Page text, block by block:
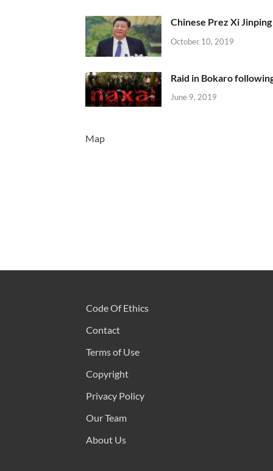
Chinese Prez Xi
October 10, 2019
Raid in Bokaro
June 9, 2019
Map
Code Of Ethics
Contact
Terms of Use
Copyright
Privacy Policy
Our Team
About Us